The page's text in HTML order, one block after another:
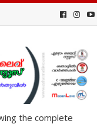
the complete